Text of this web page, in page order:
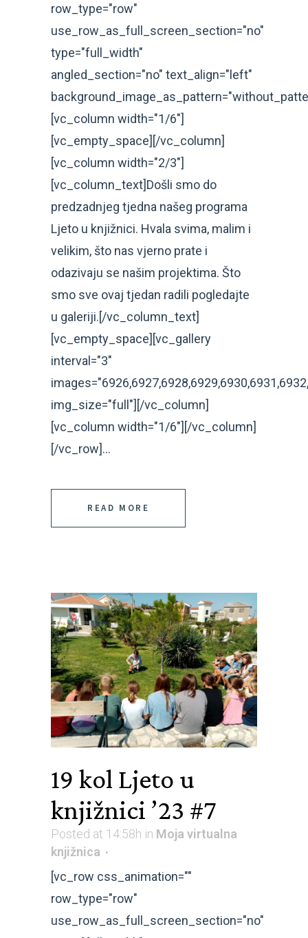
row_type="row"
use_row_as_full_screen_section="no"
type="full_width"
angled_section="no" text_align="left"
[vc_column width="1/6"]
[vc_empty_space][/vc_column]
[vc_column width="2/3"]
[vc_column_text]Došli smo do
predzadnjeg tjedna našeg programa
Ljeto u knjižnici. Hvala svima, malim i
velikim, što nas vjerno prate i
odazivaju se našim projektima. Što
smo sve ovaj tjedan radili pogledajte
u galeriji.[/vc_column_text]
[vc_empty_space][vc_gallery
interval="3"
img_size="full"][/vc_column]
[vc_column width="1/6"][/vc_column]
[/vc_row]...
READ MORE
19 kol Ljeto u
knjižnici ’23 #7
Posted at 14:58h in Moja virtualna
knjižnica
[vc_row css_animation=""
row_type="row"
use_row_as_full_screen_section="no"